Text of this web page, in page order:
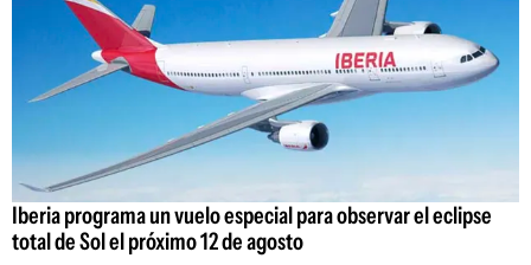
Iberia programa un vuelo especial para observar el eclipse
total de Sol el próximo 12 de agosto